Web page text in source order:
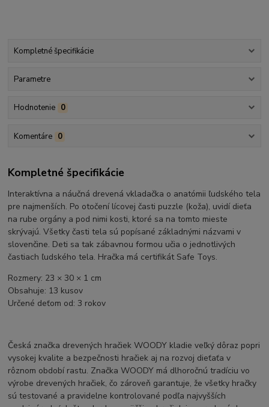
Kompletné špecifikácie
Parametre
Hodnotenie 0
Komentáre 0
Kompletné špecifikácie
Interaktívna a náučná drevená vkladačka o anatómii ľudského tela
pre najmenších. Po otočení lícovej časti puzzle (koža), uvidí dieťa
na rube orgány a pod nimi kosti, ktoré sa na tomto mieste
skrývajú. Všetky časti tela sú popísané základnými názvami v
slovenčine. Deti sa tak zábavnou formou učia o jednotlivých
častiach ľudského tela. Hračka má certifikát Safe Toys.
Rozmery: 23 × 30 × 1 cm
Obsahuje: 13 kusov
Určené deťom od: 3 rokov
Česká značka drevených hračiek WOODY kladie veľký dôraz popri
vysokej kvalite a bezpečnosti hračiek aj na rozvoj dieťaťa v
rôznom období rastu. Značka WOODY má dlhoročnú tradíciu vo
výrobe drevených hračiek, čo zároveň garantuje, že všetky hračky
sú testované a pravidelne kontrolované podľa najvyšších